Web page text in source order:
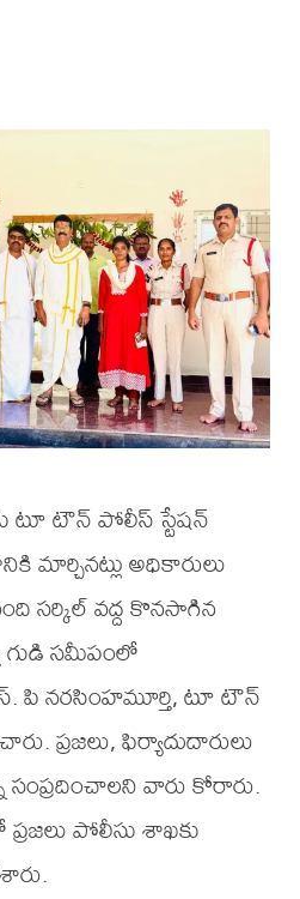
టూ టౌన్ పోలీస్ స్టేషన్
మార్చినట్లు అధికారులు
సర్కిల్ వద్ద కొనసాగిన
గుడి సమీపంలో
పి నరసింహమూర్తి, టూ టౌన్
ప్రజలు, ఫిర్యాదుదారులు
వారు కోరారు.
పోలీసు శాఖకు